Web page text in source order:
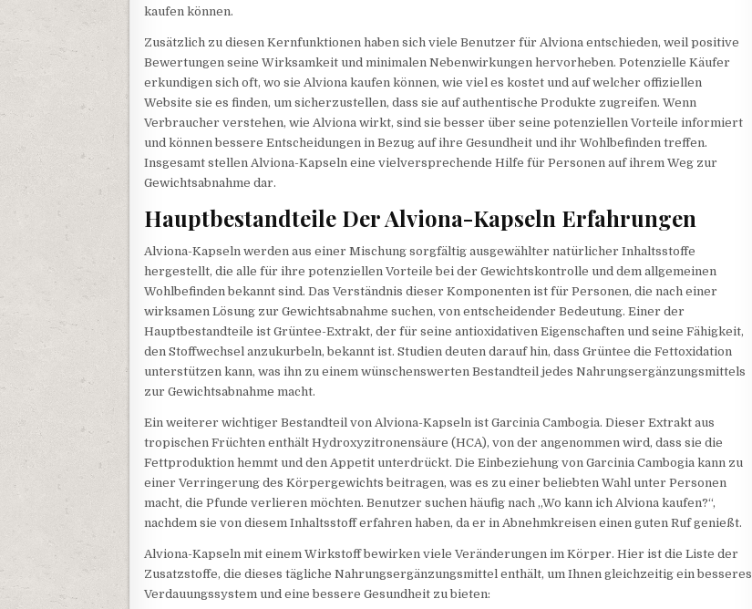
kaufen können.
Zusätzlich zu diesen Kernfunktionen haben sich viele Benutzer für Alviona entschieden, weil positive
Bewertungen seine Wirksamkeit und minimalen Nebenwirkungen hervorheben. Potenzielle Käufer
erkundigen sich oft, wo sie Alviona kaufen können, wie viel es kostet und auf welcher offiziellen
Website sie es finden, um sicherzustellen, dass sie auf authentische Produkte zugreifen. Wenn
Verbraucher verstehen, wie Alviona wirkt, sind sie besser über seine potenziellen Vorteile informiert
und können bessere Entscheidungen in Bezug auf ihre Gesundheit und ihr Wohlbefinden treffen.
Insgesamt stellen Alviona-Kapseln eine vielversprechende Hilfe für Personen auf ihrem Weg zur
Gewichtsabnahme dar.
Hauptbestandteile Der Alviona-Kapseln Erfahrungen
Alviona-Kapseln werden aus einer Mischung sorgfältig ausgewählter natürlicher Inhaltsstoffe
hergestellt, die alle für ihre potenziellen Vorteile bei der Gewichtskontrolle und dem allgemeinen
Wohlbefinden bekannt sind. Das Verständnis dieser Komponenten ist für Personen, die nach einer
wirksamen Lösung zur Gewichtsabnahme suchen, von entscheidender Bedeutung. Einer der
Hauptbestandteile ist Grüntee-Extrakt, der für seine antioxidativen Eigenschaften und seine Fähigkeit,
den Stoffwechsel anzukurbeln, bekannt ist. Studien deuten darauf hin, dass Grüntee die Fettoxidation
unterstützen kann, was ihn zu einem wünschenswerten Bestandteil jedes Nahrungsergänzungsmittels
zur Gewichtsabnahme macht.
Ein weiterer wichtiger Bestandteil von Alviona-Kapseln ist Garcinia Cambogia. Dieser Extrakt aus
tropischen Früchten enthält Hydroxyzitronensäure (HCA), von der angenommen wird, dass sie die
Fettproduktion hemmt und den Appetit unterdrückt. Die Einbeziehung von Garcinia Cambogia kann zu
einer Verringerung des Körpergewichts beitragen, was es zu einer beliebten Wahl unter Personen
macht, die Pfunde verlieren möchten. Benutzer suchen häufig nach „Wo kann ich Alviona kaufen?“,
nachdem sie von diesem Inhaltsstoff erfahren haben, da er in Abnehmkreisen einen guten Ruf genießt.
Alviona-Kapseln mit einem Wirkstoff bewirken viele Veränderungen im Körper. Hier ist die Liste der
Zusatzstoffe, die dieses tägliche Nahrungsergänzungsmittel enthält, um Ihnen gleichzeitig ein besseres
Verdauungssystem und eine bessere Gesundheit zu bieten: